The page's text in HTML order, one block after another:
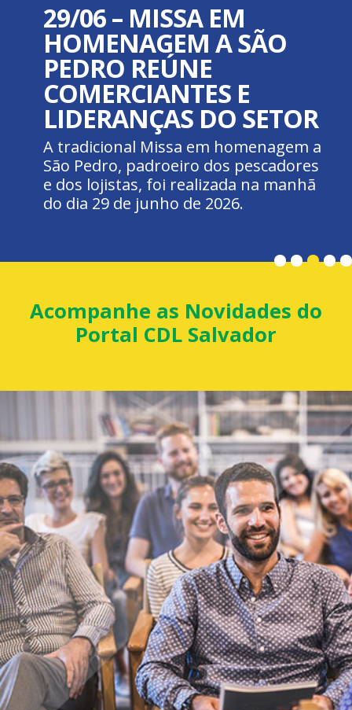
29/06 – MISSA EM
HOMENAGEM A SÃO
PEDRO REÚNE
COMERCIANTES E
LIDERANÇAS DO SETOR
A tradicional Missa em homenagem a
São Pedro, padroeiro dos pescadores
e dos lojistas, foi realizada na manhã
do dia 29 de junho de 2026.
Acompanhe as Novidades do
Portal CDL Salvador